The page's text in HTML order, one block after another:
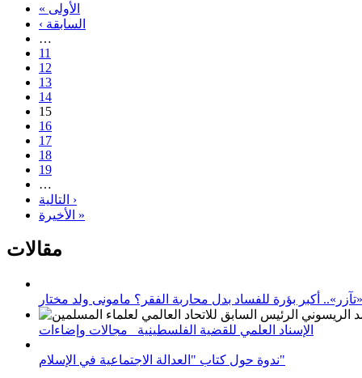
« الأولى
‹ السابقة
…
11
12
13
14
15
16
17
18
19
…
التالية ›
الأخيرة »
مقالات
أكبر بؤرة للفساد بدل محاربة الفقر؟ مامونى ولد مختار
الإسناد العلمي للقضية الفلسطينية_ مجالات وإضاءات
ندوة حول كتاب "العدالة الاجتماعية في الإسلام"